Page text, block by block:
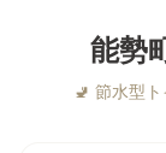
能勢
🚽 節水型